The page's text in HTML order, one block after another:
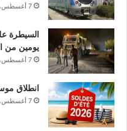
7 أغسطس، 2026
السيطرة
يومين من
7 أغسطس، 2026
انطلاق
7 أغسطس، 2026